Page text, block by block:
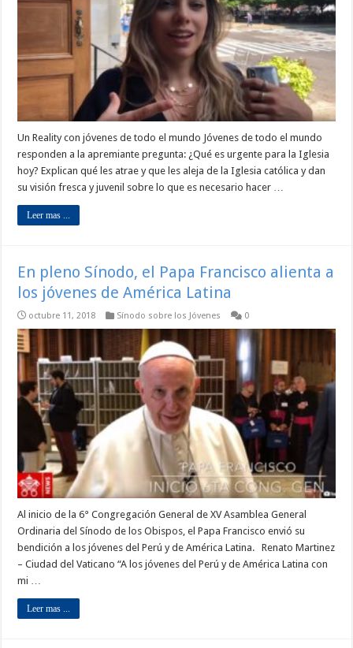
Un Reality con jóvenes de todo el mundo Jóvenes de todo el mundo
responden a la apremiante pregunta: ¿Qué es urgente para la Iglesia
hoy? Explican qué les atrae y que les aleja de la Iglesia católica y dan
su visión fresca y juvenil sobre lo que es necesario hacer …
Leer mas ...
En pleno Sínodo, el Papa Francisco alienta a
los jóvenes de América Latina
octubre 11, 2018 Sínodo sobre los Jóvenes 0
Al inicio de la 6° Congregación General de XV Asamblea General
Ordinaria del Sínodo de los Obispos, el Papa Francisco envió su
bendición a los jóvenes del Perú y de América Latina. Renato Martinez
– Ciudad del Vaticano “A los jóvenes del Perú y de América Latina con
mi …
Leer mas ...